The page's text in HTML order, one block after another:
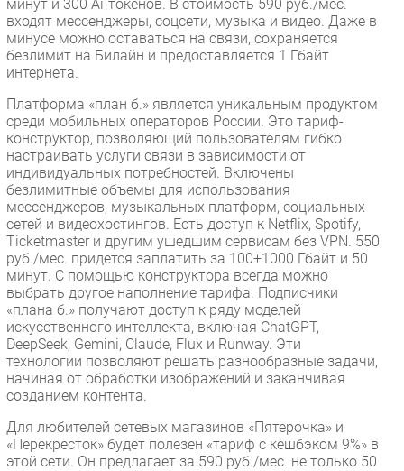
минут и 300 Ai-токенов. В стоимость 590 руб./мес.
входят мессенджеры, соцсети, музыка и видео. Даже в
минусе можно оставаться на связи, сохраняется
безлимит на Билайн и предоставляется 1 Гбайт
интернета.
Платформа «план б.» является уникальным продуктом
среди мобильных операторов России. Это тариф-
конструктор, позволяющий пользователям гибко
настраивать услуги связи в зависимости от
индивидуальных потребностей. Включены
безлимитные объемы для использования
мессенджеров, музыкальных платформ, социальных
сетей и видеохостингов. Есть доступ к Netflix, Spotify,
Ticketmaster и другим ушедшим сервисам без VPN. 550
руб./мес. придется заплатить за 100+1000 Гбайт и 50
минут. С помощью конструктора всегда можно
выбрать другое наполнение тарифа. Подписчики
«плана б.» получают доступ к ряду моделей
искусственного интеллекта, включая ChatGPT,
DeepSeek, Gemini, Claude, Flux и Runway. Эти
технологии позволяют решать разнообразные задачи,
начиная от обработки изображений и заканчивая
созданием контента.
Для любителей сетевых магазинов «Пятерочка» и
«Перекресток» будет полезен «тариф с кешбэком 9%» в
этой сети. Он предлагает за 590 руб./мес. не только 50